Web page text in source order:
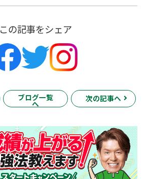
この記事をシェア
ブログ一覧
へ
次の記事へ